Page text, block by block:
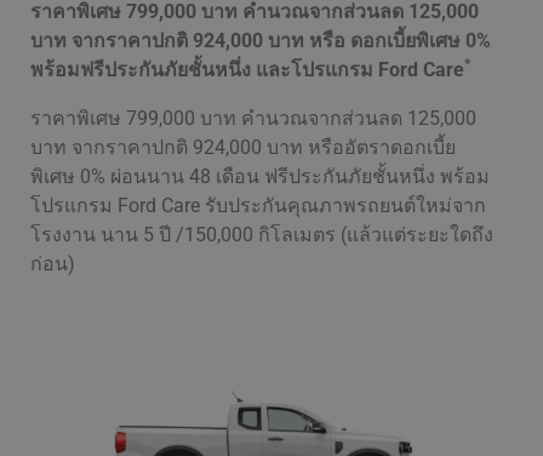
ราคาพิเศษ 799,000 บาท คำนวณจากส่วนลด 125,000
บาท จากราคาปกติ 924,000 บาท หรือ ดอกเบี้ยพิเศษ 0%
พร้อมฟรีประกันภัยชั้นหนึ่ง และโปรแกรม Ford Care*
ราคาพิเศษ 799,000 บาท คำนวณจากส่วนลด 125,000
บาท จากราคาปกติ 924,000 บาท หรืออัตราดอกเบี้ย
พิเศษ 0% ผ่อนนาน 48 เดือน ฟรีประกันภัยชั้นหนึ่ง พร้อม
โปรแกรม Ford Care รับประกันคุณภาพรถยนต์ใหม่จาก
โรงงาน นาน 5 ปี /150,000 กิโลเมตร (แล้วแต่ระยะใดถึง
ก่อน)